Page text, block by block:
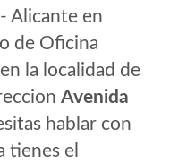
Alicante en
de Oficina
la localidad de
Avenida
hablar con
tienes el